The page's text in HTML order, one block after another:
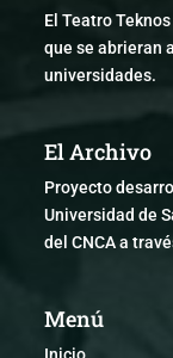
El Teatro
que se abrieran
universidades.
El Archivo
Proyecto
Universidad de
del CNCA a
Menú
Inicio